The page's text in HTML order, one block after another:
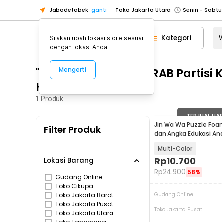
Jabodetabek ganti Toko Jakarta Utara
Toko Tangerang
Toko Cikupa
Pick n Go Jakarta Barat
Senin -
Pick n Go Bekasi
Senin - Jumat
Senin -
Toko Jakarta Utara
Toko Cikupa
Pick n Go Jakarta Barat
Senin -
Senin - Jumat
Senin - Jumat
Kategori
"WA 0859 3970 0884 RAB
Karanganyar"
1 Produk
Filter Produk
Lokasi Barang
Gudang Online
Toko Cikupa
Toko Jakarta Barat
Toko Jakarta Pusat
Toko Jakarta Utara
TERJUAL
Jin Wa Wa Puzzle
dan Angka Edukasi
Multi-Color
Rp10.700
Rp24.900 58%
Gudang Online
Toko Jakarta Pusat
Silakan ubah lokasi store sesuai
dengan lokasi Anda.
Mengerti